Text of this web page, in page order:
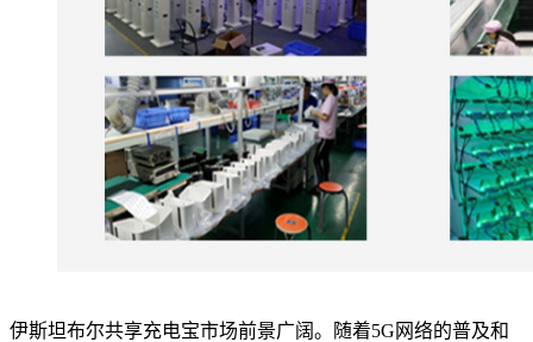
伊斯坦布尔共享充电宝市场前景广阔。随着5G网络的普及和